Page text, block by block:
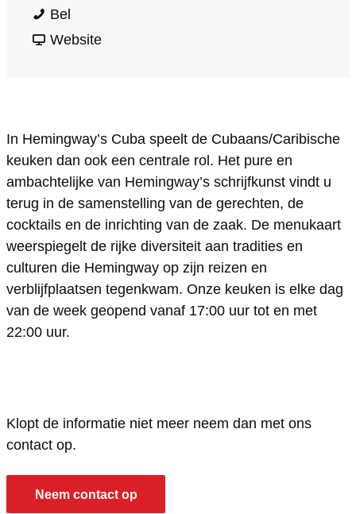
g
w
a
y
'
s
r
i
n
g
w
a
y
'
s
a
m
i
n
g
w
a
y
'
Bel
e
g
w
a
'
s
Websitev
e
m
i
n
g
w
a
y
In Hemingway’s Cuba speelt de Cubaans/Caribische
keuken dan ook een centrale rol. Het pure en
ambachtelijke van Hemingway’s schrijfkunst vindt u
terug in de samenstelling van de gerechten, de
cocktails en de inrichting van de zaak. De menukaart
weerspiegelt de rijke diversiteit aan tradities en
culturen die Hemingway op zijn reizen en
verblijfplaatsen tegenkwam. Onze keuken is elke dag
van de week geopend vanaf 17:00 uur tot en met
22:00 uur.
Klopt de informatie niet meer neem dan met ons
contact op.
Neem contact op